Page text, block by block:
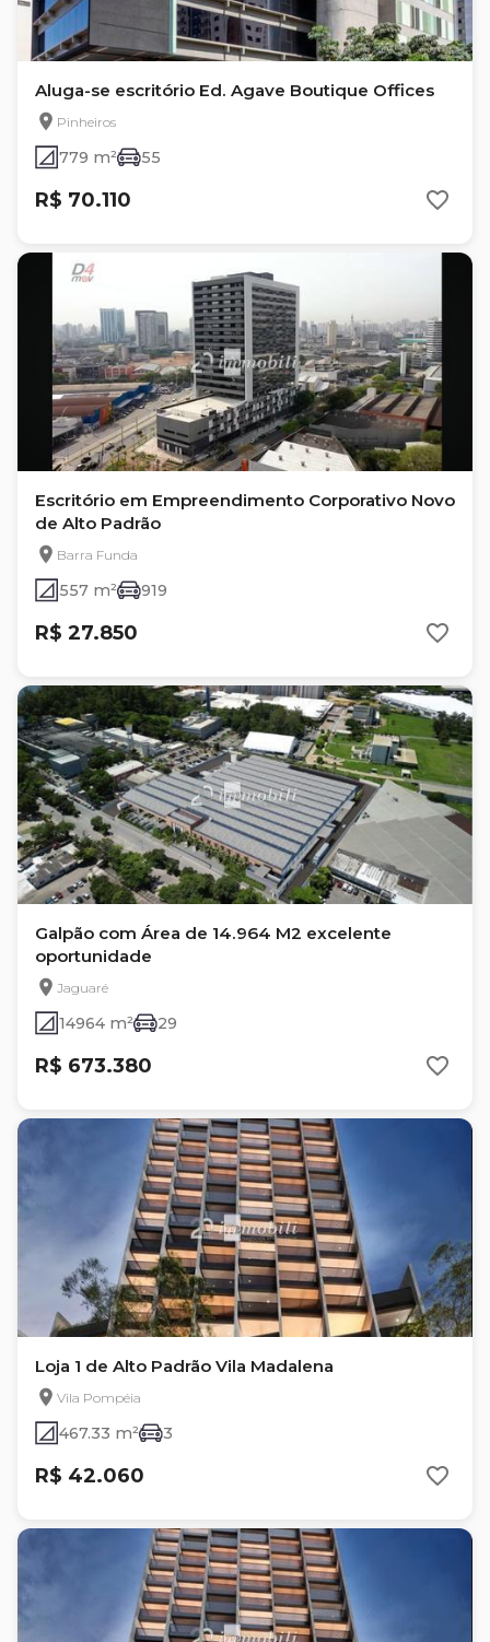
Aluga-se escritório Ed. Agave Boutique Offices
Pinheiros
779 m² 55
R$ 70.110
Escritório em Empreendimento Corporativo Novo
de Alto Padrão
Barra Funda
557 m² 919
R$ 27.850
Galpão com Área de 14.964 M2 excelente
oportunidade
Jaguaré
14964 m² 29
R$ 673.380
Loja 1 de Alto Padrão Vila Madalena
Vila Pompéia
467.33 m² 3
R$ 42.060